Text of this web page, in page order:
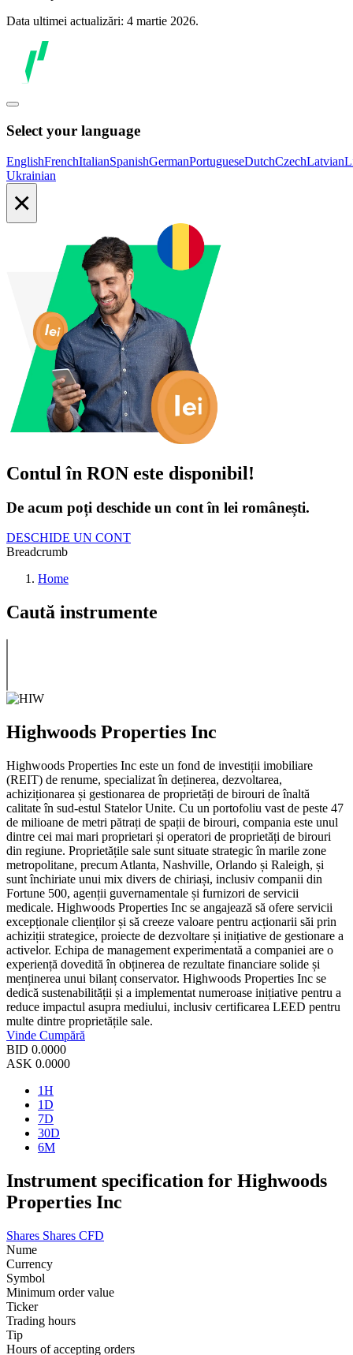
Data ultimei actualizări: 4 martie 2026.
Select your language
EnglishFrenchItalianSpanishGermanPortugueseDutchCzechLatvian
Ukrainian
×
Contul în RON este disponibil!
De acum poți deschide un cont în lei românești.
DESCHIDE UN CONT
Breadcrumb
Home
Caută instrumente
Highwoods Properties Inc
Highwoods Properties Inc este un fond de investiții imobiliare
(REIT) de renume, specializat în deținerea, dezvoltarea,
achiziționarea și gestionarea de proprietăți de birouri de înaltă
calitate în sud-estul Statelor Unite. Cu un portofoliu vast de peste 47
de milioane de metri pătrați de spații de birouri, compania este unul
dintre cei mai mari proprietari și operatori de proprietăți de birouri
din regiune. Proprietățile sale sunt situate strategic în marile zone
metropolitane, precum Atlanta, Nashville, Orlando și Raleigh, și
sunt închiriate unui mix divers de chiriași, inclusiv companii din
Fortune 500, agenții guvernamentale și furnizori de servicii
medicale. Highwoods Properties Inc se angajează să ofere servicii
excepționale clienților și să creeze valoare pentru acționarii săi prin
achiziții strategice, proiecte de dezvoltare și inițiative de gestionare a
activelor. Echipa de management experimentată a companiei are o
experiență dovedită în obținerea de rezultate financiare solide și
menținerea unui bilanț conservator. Highwoods Properties Inc se
dedică sustenabilității și a implementat numeroase inițiative pentru a
reduce impactul asupra mediului, inclusiv certificarea LEED pentru
multe dintre proprietățile sale.
Vinde Cumpără
BID 0.0000
ASK 0.0000
1H
1D
7D
30D
6M
Instrument specification for Highwoods
Properties Inc
Shares Shares CFD
Nume
Currency
Symbol
Minimum order value
Ticker
Trading hours
Tip
Hours of accepting orders